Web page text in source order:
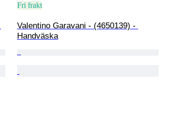
Fri frakt
Valentino Garavani - (4650139) -
Handväska